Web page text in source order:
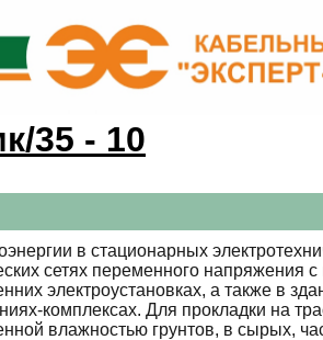
35 - 10
в стационарных
сетях переменного напряжения
электроустановках, а также в
комплексах. Для прокладки на
влажностью грунтов, в сырых,